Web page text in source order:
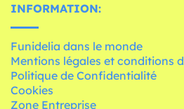
INFORMATION:
Funidelia dans le monde
Mentions légales et conditions
Politique de Confidentialité
Cookies
Zone Entreprise